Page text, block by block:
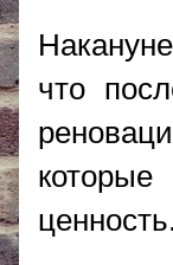
что
которые
ценность.